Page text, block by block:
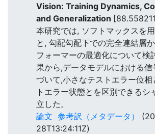
Vision: Training Dynamics,
and Generalization
本研究では, ソフトマックスを
と, 勾配勾配下での完全連結層
フォーマーの最適化について検
果から,データモデルにおける
づいて,小さなテストエラー位相
トエラー状態とを区別できるシ
立した。
論文 参考訳（メタデータ）
28T13:24:11Z)